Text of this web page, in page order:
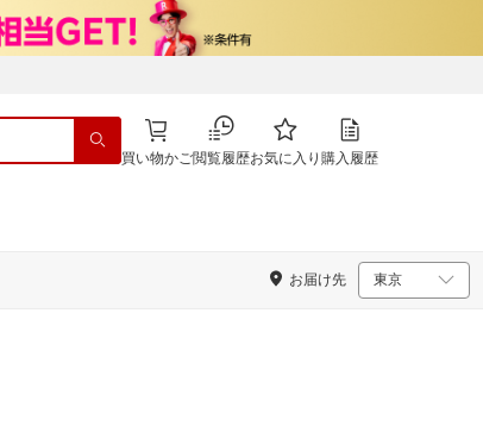
買い物かご閲覧履歴お気に入り 購入履歴
お届け先